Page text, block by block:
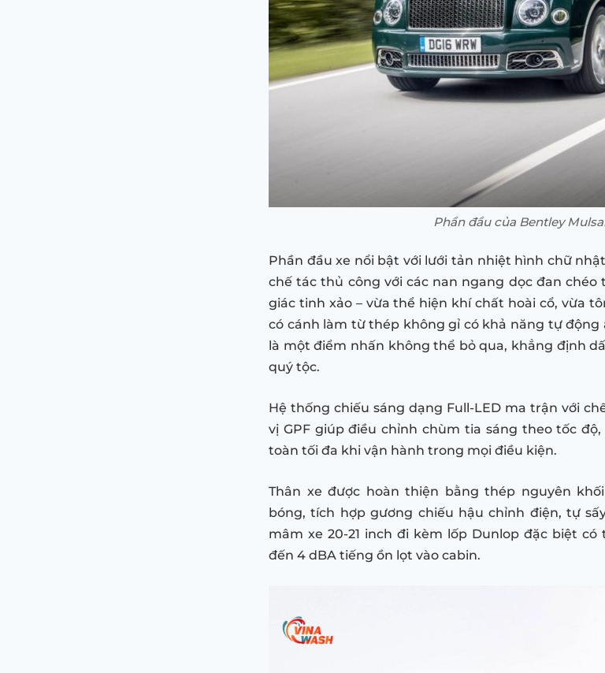
Phần đầu của Bentley
Phần đầu xe nổi bật với lưới tản nhiệt hình chữ
chế tác thủ công với các nan ngang dọc đan
giác tinh xảo – vừa thể hiện khí chất hoài cổ, vừa
có cánh làm từ thép không gỉ có khả năng tự động
là một điểm nhấn không thể bỏ qua, khẳng định
quý tộc.
Hệ thống chiếu sáng dạng Full-LED ma trận với
vị GPF giúp điều chỉnh chùm tia sáng theo tốc
toàn tối đa khi vận hành trong mọi điều kiện.
Thân xe được hoàn thiện bằng thép nguyên
bóng, tích hợp gương chiếu hậu chỉnh điện, tự
mâm xe 20-21 inch đi kèm lốp Dunlop đặc biệt
đến 4 dBA tiếng ồn lọt vào cabin.